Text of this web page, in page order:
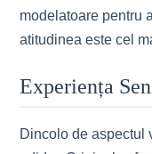
modelatoare pentru
atitudinea este cel
Experiența
Dincolo de aspectul